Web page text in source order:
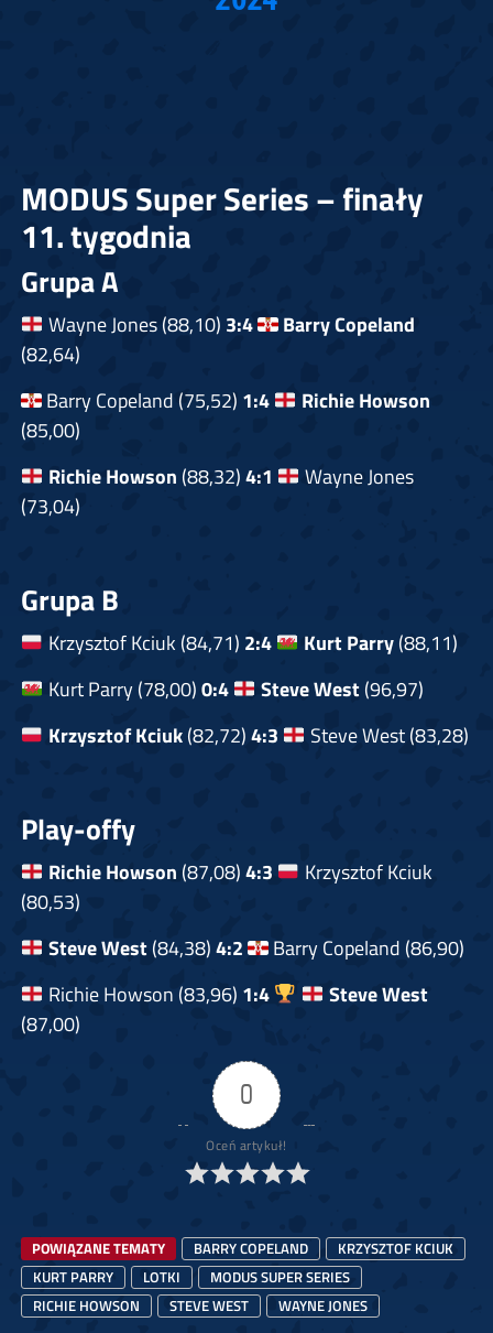
MODUS Super Series – finały
11. tygodnia
Grupa A
Wayne Jones (88,10) 3:4
Barry Copeland
(82,64)
Barry Copeland (75,52) 1:4
Richie Howson
(85,00)
Richie Howson (88,32)4:1
Wayne Jones
(73,04)
Grupa B
Krzysztof Kciuk (84,71) 2:4 Kurt Parry(88,11)
Kurt Parry (78,00)0:4 Steve West(96,97)
Krzysztof Kciuk(82,72)4:3 Steve West (83,28)
Play-offy
Richie Howson (87,08)4:3
Krzysztof Kciuk
(80,53)
Steve West(84,38)4:2
Barry Copeland (86,90)
Richie Howson (83,96) 1:4
Steve West
(87,00)
0
Oceń artykuł!
POWIĄZANE TEMATY BARRY COPELAND
KRZYSZTOF KCIUK
KURT PARRY
LOTKI
MODUS SUPER SERIES
RICHIE HOWSON
STEVE WEST WAYNE JONES